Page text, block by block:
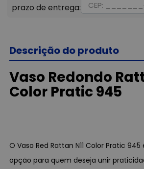
Descrição do produto
Vaso Redondo
Color Pratic 945
O Vaso Red Rattan N11 Color Pratic
opção para quem deseja unir